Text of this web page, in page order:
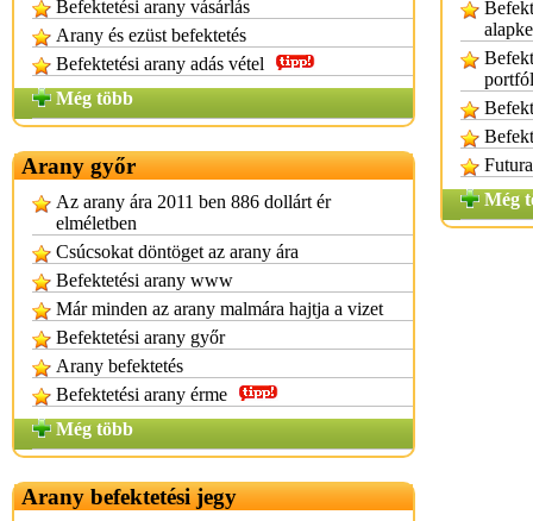
Befektetési arany vásárlás
Arany és ezüst befektetés
Befektetési arany adás vétel
Még több
Arany győr
Az arany ára 2011 ben 886 dollárt ér
elméletben
Csúcsokat döntöget az arany ára
Befektetési arany www
Már minden az arany malmára hajtja a vizet
Befektetési arany győr
Arany befektetés
Befektetési arany érme
Még több
Arany befektetési jegy
Még